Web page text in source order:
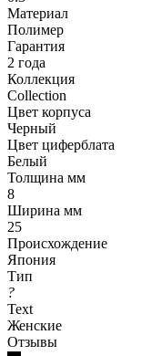
Материал
Полимер
Гарантия
2 года
Коллекция
Collection
Цвет корпуса
Черный
Цвет циферблата
Белый
Толщина мм
8
Ширина мм
25
Происхождение
Япония
Тип
?
Text
Женские
Отзывы